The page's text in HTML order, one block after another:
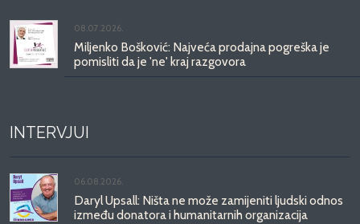
08.07.2026.
Miljenko Bošković: Najveća prodajna pogreška je
pomisliti da je 'ne' kraj razgovora
INTERVJUI
06.08.2026.
Daryl Upsall: Ništa ne može zamijeniti ljudski odnos
između donatora i humanitarnih organizacija